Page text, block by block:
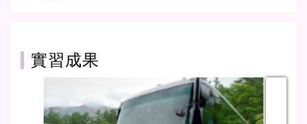
實習成果